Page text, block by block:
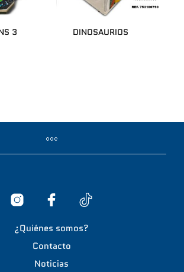
3
DINOSAURIOS
¿Quiénes somos?
Contacto
Noticias